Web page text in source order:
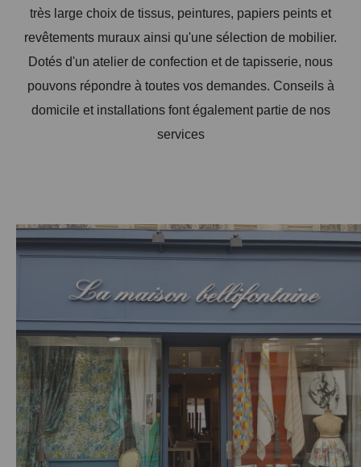
très large choix de tissus, peintures, papiers peints et
revêtements muraux ainsi qu'une sélection de mobilier.
Dotés d'un atelier de confection et de tapisserie, nous
pouvons répondre à toutes vos demandes. Conseils à
domicile et installations font également partie de nos
services